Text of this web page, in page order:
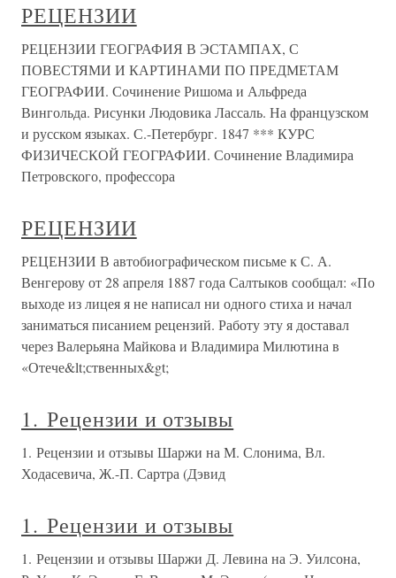
РЕЦЕНЗИИ
РЕЦЕНЗИИ ГЕОГРАФИЯ В ЭСТАМПАХ, С
ПОВЕСТЯМИ И КАРТИНАМИ ПО ПРЕДМЕТАМ
ГЕОГРАФИИ. Сочинение Ришома и Альфреда
Вингольда. Рисунки Людовика Лассаль. На французском
и русском языках. С.-Петербург. 1847 *** КУРС
ФИЗИЧЕСКОЙ ГЕОГРАФИИ. Сочинение Владимира
Петровского, профессора
РЕЦЕНЗИИ
РЕЦЕНЗИИ В автобиографическом письме к С. А.
Венгерову от 28 апреля 1887 года Салтыков сообщал: «По
выходе из лицея я не написал ни одного стиха и начал
заниматься писанием рецензий. Работу эту я доставал
через Валерьяна Майкова и Владимира Милютина в
«Отече&lt;ственных&gt;
1. Рецензии и отзывы
1. Рецензии и отзывы Шаржи на М. Слонима, Вл.
Ходасевича, Ж.-П. Сартра (Дэвид
1. Рецензии и отзывы
1. Рецензии и отзывы Шаржи Д. Левина на Э. Уилсона,